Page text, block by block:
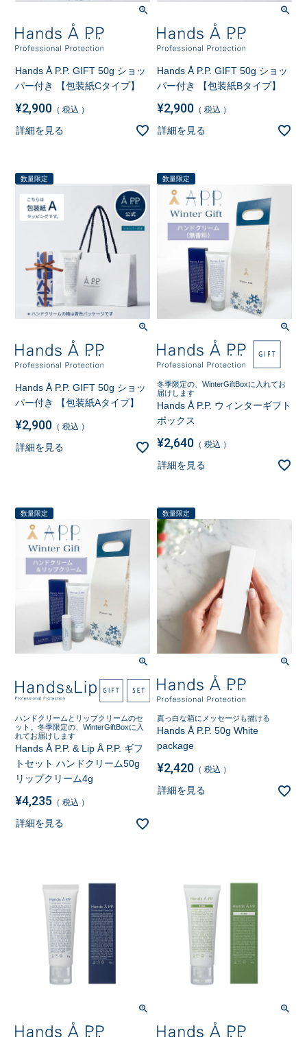
Hands Å P.P. GIFT 50g ショッ
パー付き 【包装紙Cタイプ】
¥2,900 税込
詳細を見る
Hands Å P.P. GIFT 50g ショッ
パー付き 【包装紙Bタイプ】
¥2,900 税込
詳細を見る
数量限定
Hands Å P.P. GIFT 50g ショッ
パー付き 【包装紙Aタイプ】
¥2,900 税込
詳細を見る
数量限定
冬季限定の、WinterGiftBoxに入れてお
届けします
Hands Å P.P. ウィンターギフト
ボックス
¥2,640 税込
詳細を見る
数量限定
ハンドクリームとリップクリームのセ
ット。冬季限定の、WinterGiftBoxに入
れてお届けします
Hands Å P.P. & Lip Å P.P. ギフ
トセット ハンドクリーム50g
リップクリーム4g
¥4,235 税込
詳細を見る
数量限定
真っ白な箱にメッセージも描ける
Hands Å P.P. 50g White
package
¥2,420 税込
詳細を見る